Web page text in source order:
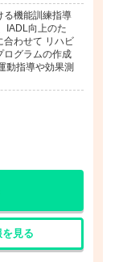
る機能訓練指導
IADL向上のた
合わせて リハビ
ログラムの作成
動指導や効果測
見る